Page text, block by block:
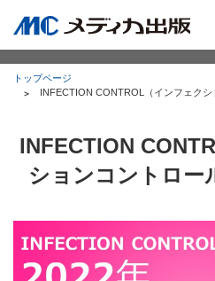
トップページ
INFECTION CONTROL（インフェク
INFECTION
ションコントロー